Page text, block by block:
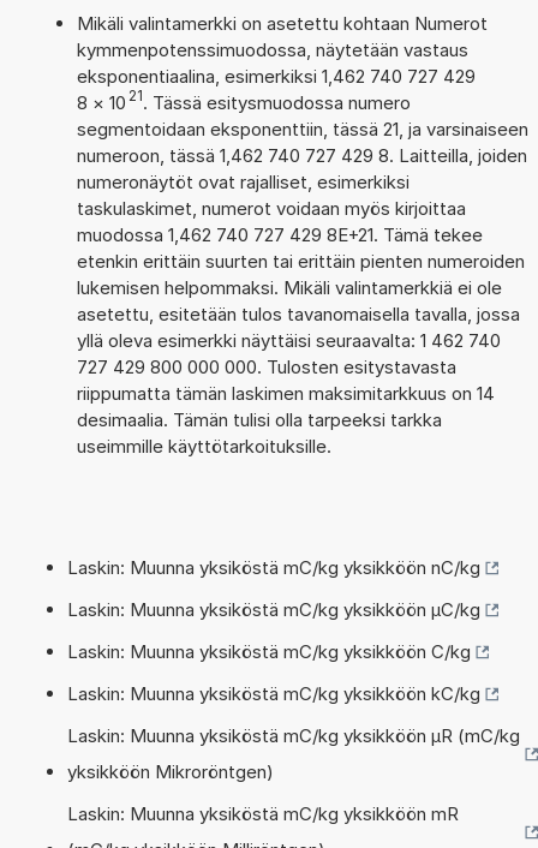
Mikäli valintamerkki on asetettu kohtaan Numerot
kymmenpotenssimuodossa, näytetään vastaus
eksponentiaalina, esimerkiksi 1,462 740 727 429
8 × 10 21. Tässä esitysmuodossa numero
segmentoidaan eksponenttiin, tässä 21, ja varsinaiseen
numeroon, tässä 1,462 740 727 429 8. Laitteilla, joiden
numeronäytöt ovat rajalliset, esimerkiksi
taskulaskimet, numerot voidaan myös kirjoittaa
muodossa 1,462 740 727 429 8E+21. Tämä tekee
etenkin erittäin suurten tai erittäin pienten numeroiden
lukemisen helpommaksi. Mikäli valintamerkkiä ei ole
asetettu, esitetään tulos tavanomaisella tavalla, jossa
yllä oleva esimerkki näyttäisi seuraavalta: 1 462 740
727 429 800 000 000. Tulosten esitystavasta
riippumatta tämän laskimen maksimitarkkuus on 14
desimaalia. Tämän tulisi olla tarpeeksi tarkka
useimmille käyttötarkoituksille.
Laskin: Muunna yksiköstä mC/kg yksikköön nC/kg
Laskin: Muunna yksiköstä mC/kg yksikköön µC/kg
Laskin: Muunna yksiköstä mC/kg yksikköön C/kg
Laskin: Muunna yksiköstä mC/kg yksikköön kC/kg
Laskin: Muunna yksiköstä mC/kg yksikköön µR (mC/kg
yksikköön Mikroröntgen)
Laskin: Muunna yksiköstä mC/kg yksikköön mR